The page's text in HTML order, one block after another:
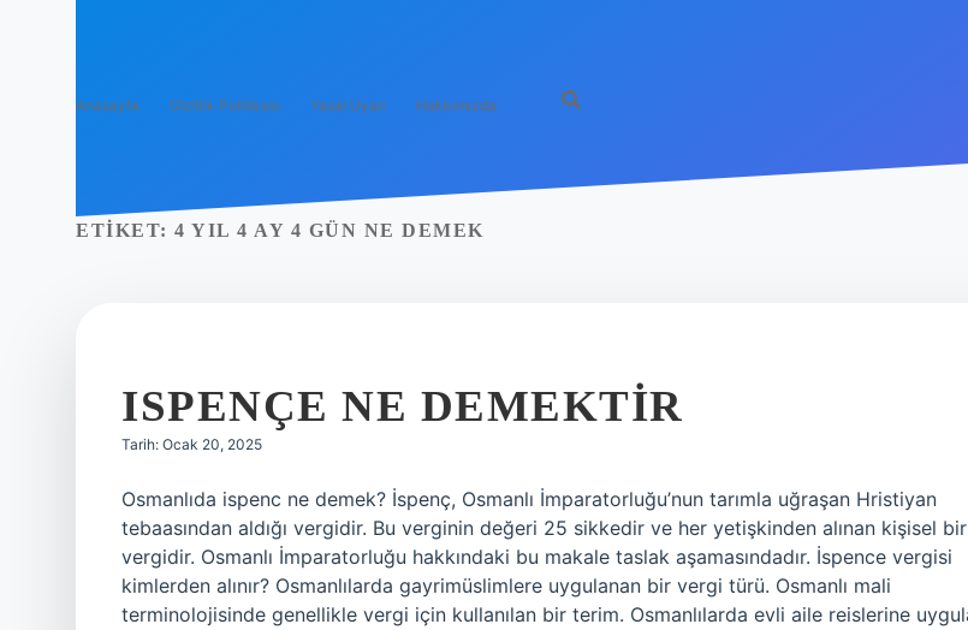
Anasayfa Gizlilik Politikası Yasal Uyarı Hakkımızda
ETIKET: 4 YIL 4 AY 4 GÜN NE DEMEK
ISPENÇE NE DEMEKTIR
Tarih: Ocak 20, 2025
Osmanlıda ispenc ne demek? İspenç, Osmanlı İmparatorluğu’nun tarımla uğraşan Hristiyan
tebaasından aldığı vergidir. Bu verginin değeri 25 sikkedir ve her yetişkinden alınan kişisel bir
vergidir. Osmanlı İmparatorluğu hakkındaki bu makale taslak aşamasındadır. İspence vergisi
kimlerden alınır? Osmanlılarda gayrimüslimlere uygulanan bir vergi türü. Osmanlı mali
terminolojisinde genellikle vergi için kullanılan bir terim. Osmanlılarda evli aile reislerine